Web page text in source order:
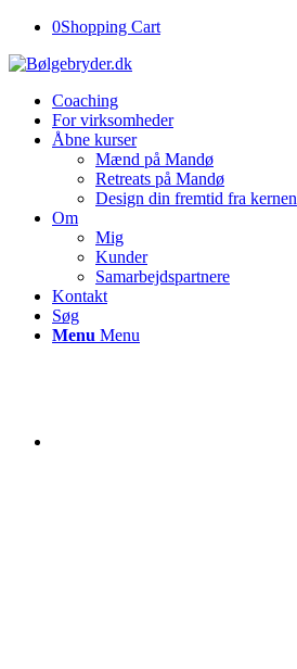
0Shopping Cart
Coaching
For virksomheder
Åbne kurser
Mænd på Mandø
Retreats på Mandø
Design din fremtid fra kernen
Om
Mig
Kunder
Samarbejdspartnere
Kontakt
Søg
Menu Menu